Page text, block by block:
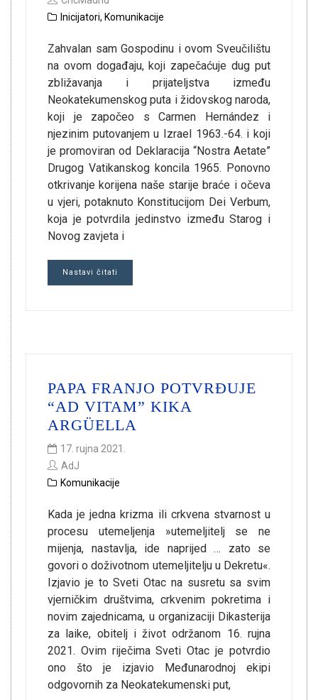
Inicijatori, Komunikacije
Zahvalan sam Gospodinu i ovom Sveučilištu
na ovom događaju, koji zapečaćuje dug put
zbližavanja i prijateljstva između
Neokatekumenskog puta i židovskog naroda,
koji je započeo s Carmen Hernández i
njezinim putovanjem u Izrael 1963.-64. i koji
je promoviran od Deklaracija “Nostra Aetate”
Drugog Vatikanskog koncila 1965. Ponovno
otkrivanje korijena naše starije braće i očeva
u vjeri, potaknuto Konstitucijom Dei Verbum,
koja je potvrdila jedinstvo između Starog i
Novog zavjeta i
Nastavi čitati
PAPA FRANJO POTVRĐUJE
“AD VITAM” KIKA
ARGÜELLA
17. rujna 2021.
AdJ
Komunikacije
Kada je jedna krizma ili crkvena stvarnost u
procesu utemeljenja »utemeljitelj se ne
mijenja, nastavlja, ide naprijed … zato se
govori o doživotnom utemeljitelju u Dekretu«.
Izjavio je to Sveti Otac na susretu sa svim
vjerničkim društvima, crkvenim pokretima i
novim zajednicama, u organizaciji Dikasterija
za laike, obitelj i život održanom 16. rujna
2021. Ovim riječima Sveti Otac je potvrdio
ono što je izjavio Međunarodnoj ekipi
odgovornih za Neokatekumenski put,